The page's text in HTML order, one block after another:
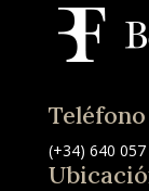
Teléfono
(+34) 640 057